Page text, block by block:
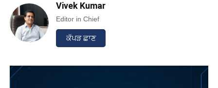
Vivek Kumar
Editor in Chief
ਕੱਪੜ ਛਾਣ